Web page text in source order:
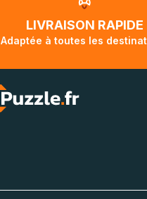
LIVRAISON RAPIDE
Adaptée à toutes les